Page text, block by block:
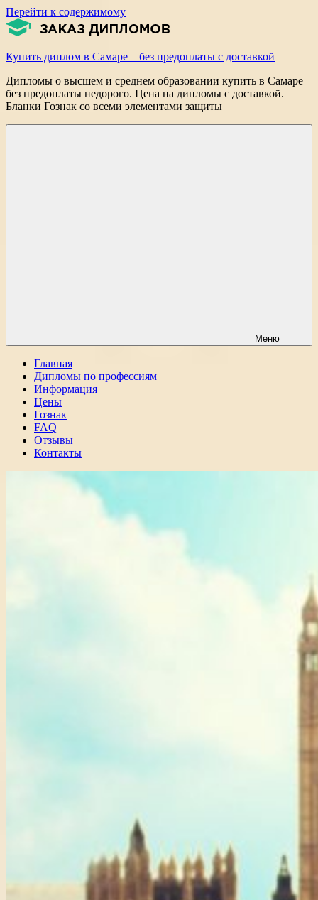
Перейти к содержимому
Купить диплом в Самаре – без предоплаты с доставкой
Дипломы о высшем и среднем образовании купить в Самаре
без предоплаты недорого. Цена на дипломы с доставкой.
Бланки Гознак со всеми элементами защиты
Меню
Главная
Дипломы по профессиям
Информация
Цены
Гознак
FAQ
Отзывы
Контакты